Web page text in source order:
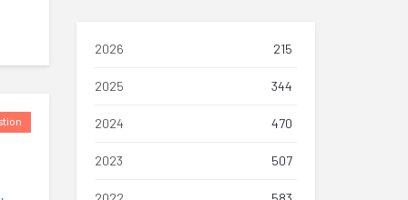
2026 215
2025 344
2024 470
2023 507